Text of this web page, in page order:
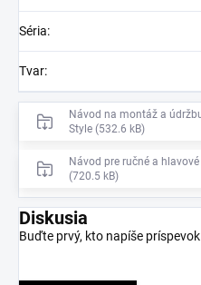
Séria:
Tvar:
Návod na montáž a
Style (532.6 kB)
Návod pre ručné a
(720.5 kB)
Diskusia
Buďte prvý, kto napíše